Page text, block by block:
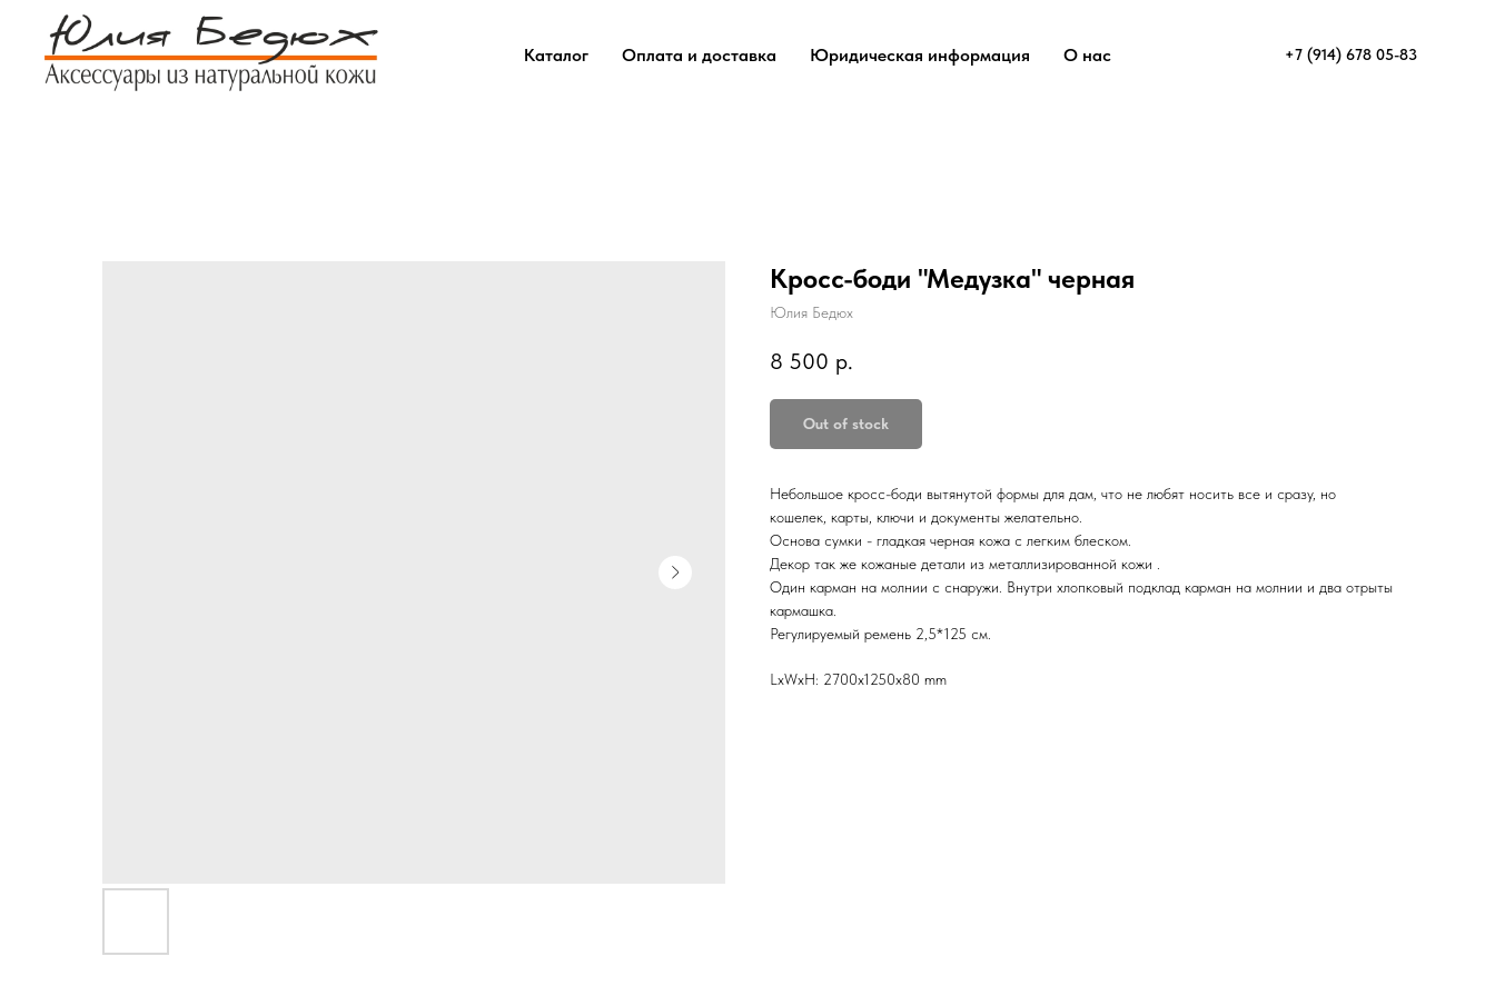
Каталог Оплата и доставка Юридическая информация О нас +7 (914) 678 05-83
Кросс-боди "Медузка" черная
Юлия Бедюх
8 500 р.
Out of stock
Небольшое кросс-боди вытянутой формы для дам, что не любят носить все и сразу, но
кошелек, карты, ключи и документы желательно.
Основа сумки - гладкая черная кожа с легким блеском.
Декор так же кожаные детали из металлизированной кожи .
Один карман на молнии с снаружи. Внутри хлопковый подклад карман на молнии и два отрыты
кармашка.
Регулируемый ремень 2,5*125 см.
LxWxH: 2700x1250x80 mm